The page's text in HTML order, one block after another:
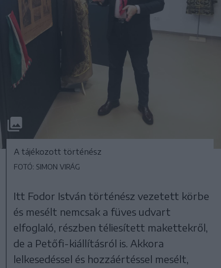
A tájékozott történész
FOTÓ: SIMON VIRÁG
Itt Fodor István történész vezetett körbe
és mesélt nemcsak a füves udvart
elfoglaló, részben téliesített makettekről,
de a Petőfi-kiállításról is. Akkora
lelkesedéssel és hozzáértéssel mesélt,